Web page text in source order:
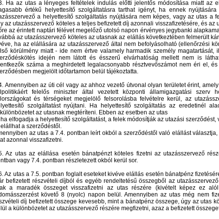
Ha az utas a lényeges feltételek indulás előtti jelentős módosítása miatt az
értékű helyettesítő szolgáltatásra tarthat igényt, ha ennek
a helyettesítő szolgáltatás nyújtására nem képes, vagy az utas a
az utazásszervező köteles a teljes befizetett díj azonnali visszafizetésére, és az
az érintett naptári félévet megelőző utolsó napon érvényes jegybanki
az utazásszervező köteles az utasnak az elállás következtében felmerült
ha az elállására az utazásszervező által nem befolyásolható (ellenőrzési
körülmény miatt - ide nem értve valamely harmadik személy
idején nem látott és ésszerű elvárhatóság mellett nem is
száma a meghirdetett legalacsonyabb résztvevőszámot nem éri el,
megjelölt időtartamon belül tájékoztatta.
Amennyiben az úti cél vagy az ahhoz vezető útvonal olyan területet érint,
felelős miniszter által vezetett központi államigazgatási szerv
és térségeket megjelölő felsorolásba felvételre kerül, az
szolgáltatást nyújtani. Ha helyettesítő szolgáltatás az eredetinél
az utasnak megtéríteni. Ebben az esetben az utas
elfogadja a helyettesítő szolgáltatást, a felek módosítják az utazási szerződést,
a szerződéstől.
az utas a 7.4. pontban leírt okból a szerződéstől való elállást
azonnal visszafizetni.
Az utas az elállása esetén bánatpénzt köteles fizetni az utazásszervező
vagy 7.4. pontban részletezett okból kerül sor.
Az utas a 7.5. pontban foglalt eseteket kivéve elállás esetén bánatpénz
befizetett részvételi díjból és egyéb rendeltetésű összegből az
a maradék összeget visszafizetni az utas részére (kivételt képez ez
követő 8 (nyolc) napon belül. Amennyiben az utas még nem
díj befizetett összege kevesebb, mint a bánatpénz összege, úgy az utas
a különbözetet az utazásszervező részére megfizetni, azaz a befizetett